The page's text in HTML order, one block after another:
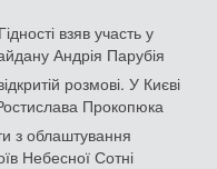
взяв участь у
Андрія Парубія
розмові. У Києві
Прокопюка
з облаштування
Небесної Сотні